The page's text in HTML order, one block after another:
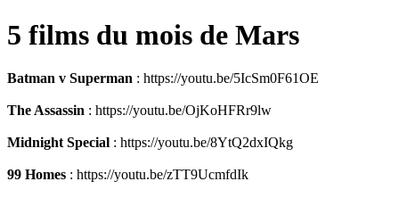
5 films du mois de Mars
Batman v Superman : https://youtu.be/5IcSm0F61OE
The Assassin : https://youtu.be/OjKoHFRr9lw
Midnight Special : https://youtu.be/8YtQ2dxIQkg
99 Homes : https://youtu.be/zTT9UcmfdIk